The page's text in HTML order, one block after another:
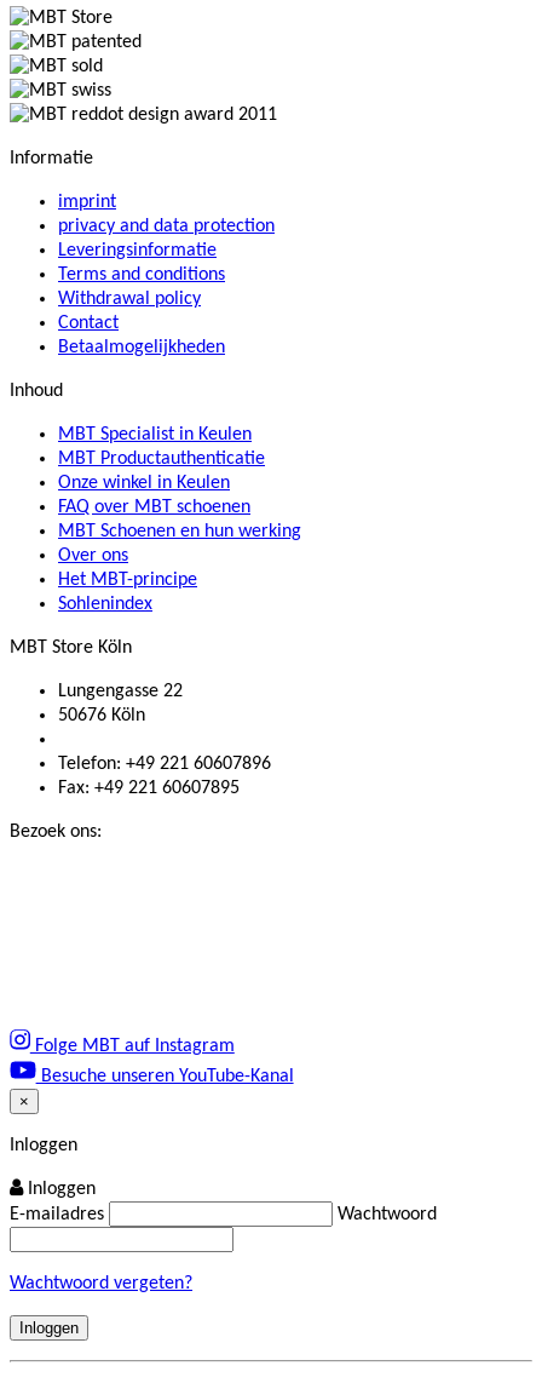
Informatie
imprint
privacy and data protection
Leveringsinformatie
Terms and conditions
Withdrawal policy
Contact
Betaalmogelijkheden
Inhoud
MBT Specialist in Keulen
MBT Productauthenticatie
Onze winkel in Keulen
FAQ over MBT schoenen
MBT Schoenen en hun werking
Over ons
Het MBT-principe
Sohlenindex
MBT Store Köln
Lungengasse 22
50676 Köln
Telefon: +49 221 60607896
Fax: +49 221 60607895
Bezoek ons:
Folge MBT auf Instagram
Besuche unseren YouTube-Kanal
×
Close
Inloggen
Inloggen
E-mailadres
Wachtwoord
Wachtwoord vergeten?